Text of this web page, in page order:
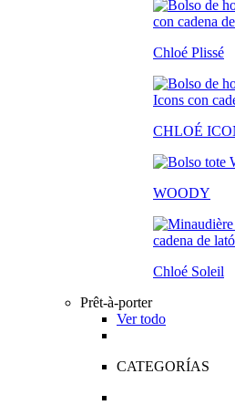
Chloé Plissé
CHLOÉ
WOODY
Chloé Soleil
Prêt-à-porter
Ver todo
CATEGORÍAS